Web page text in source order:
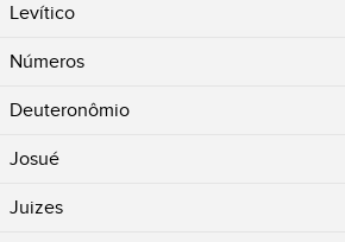
Levítico
Números
Deuteronômio
Josué
Juizes